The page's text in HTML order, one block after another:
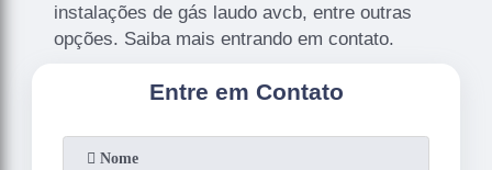
instalações de gás laudo avcb, entre outras
opções. Saiba mais entrando em contato.
Entre em Contato